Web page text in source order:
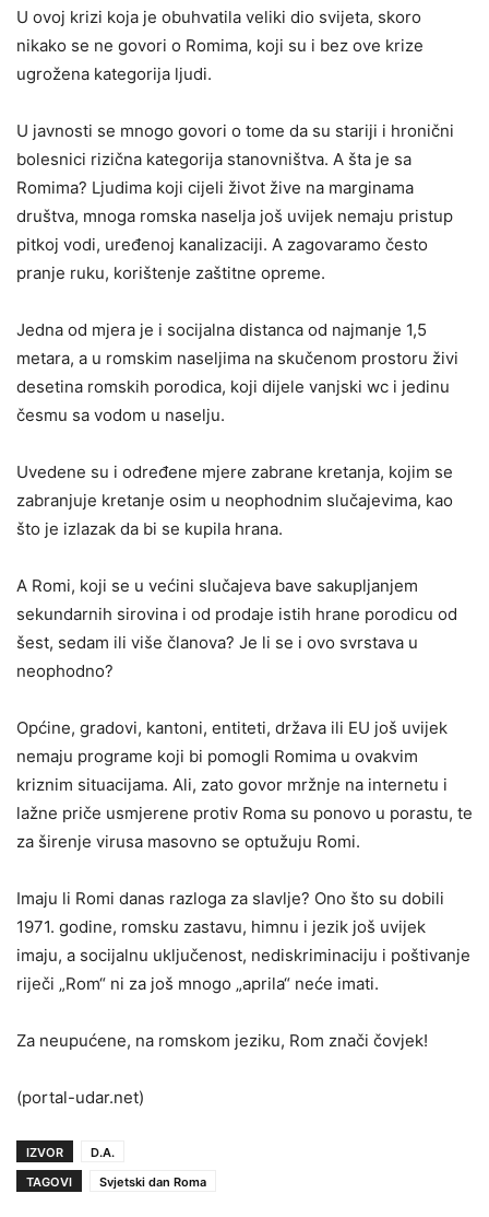
U ovoj krizi koja je obuhvatila veliki dio svijeta, skoro
nikako se ne govori o Romima, koji su i bez ove krize
ugrožena kategorija ljudi.
U javnosti se mnogo govori o tome da su stariji i hronični
bolesnici rizična kategorija stanovništva. A šta je sa
Romima? Ljudima koji cijeli život žive na marginama
društva, mnoga romska naselja još uvijek nemaju pristup
pitkoj vodi, uređenoj kanalizaciji. A zagovaramo često
pranje ruku, korištenje zaštitne opreme.
Jedna od mjera je i socijalna distanca od najmanje 1,5
metara, a u romskim naseljima na skučenom prostoru živi
desetina romskih porodica, koji dijele vanjski wc i jedinu
česmu sa vodom u naselju.
Uvedene su i određene mjere zabrane kretanja, kojim se
zabranjuje kretanje osim u neophodnim slučajevima, kao
što je izlazak da bi se kupila hrana.
A Romi, koji se u većini slučajeva bave sakupljanjem
sekundarnih sirovina i od prodaje istih hrane porodicu od
šest, sedam ili više članova? Je li se i ovo svrstava u
neophodno?
Općine, gradovi, kantoni, entiteti, država ili EU još uvijek
nemaju programe koji bi pomogli Romima u ovakvim
kriznim situacijama. Ali, zato govor mržnje na internetu i
lažne priče usmjerene protiv Roma su ponovo u porastu, te
za širenje virusa masovno se optužuju Romi.
Imaju li Romi danas razloga za slavlje? Ono što su dobili
1971. godine, romsku zastavu, himnu i jezik još uvijek
imaju, a socijalnu uključenost, nediskriminaciju i poštivanje
riječi „Rom“ ni za još mnogo „aprila“ neće imati.
Za neupućene, na romskom jeziku, Rom znači čovjek!
(portal-udar.net)
IZVOR
D.A.
TAGOVI
Svjetski dan Roma